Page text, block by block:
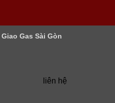
Giao Gas Sài Gòn
liên hệ